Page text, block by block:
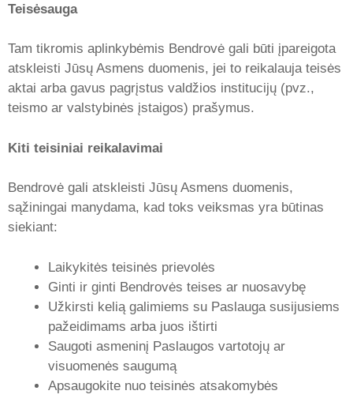
Teisėsauga
Tam tikromis aplinkybėmis Bendrovė gali būti įpareigota
atskleisti Jūsų Asmens duomenis, jei to reikalauja teisės
aktai arba gavus pagrįstus valdžios institucijų (pvz.,
teismo ar valstybinės įstaigos) prašymus.
Kiti teisiniai reikalavimai
Bendrovė gali atskleisti Jūsų Asmens duomenis,
sąžiningai manydama, kad toks veiksmas yra būtinas
siekiant:
Laikykitės teisinės prievolės
Ginti ir ginti Bendrovės teises ar nuosavybę
Užkirsti kelią galimiems su Paslauga susijusiems
pažeidimams arba juos ištirti
Saugoti asmeninį Paslaugos vartotojų ar
visuomenės saugumą
Apsaugokite nuo teisinės atsakomybės